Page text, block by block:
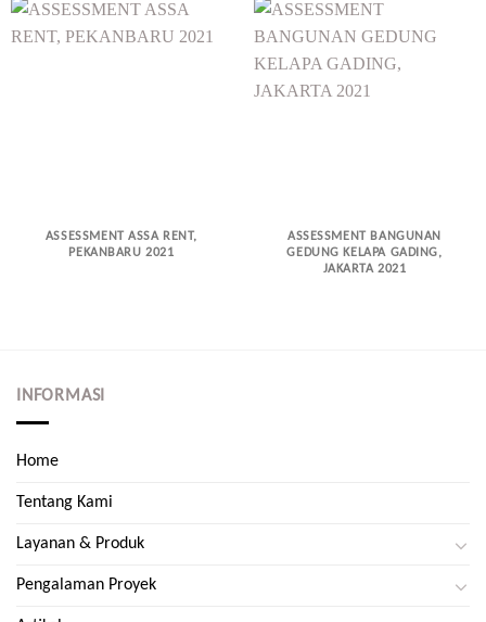
ASSESSMENT ASSA RENT,
PEKANBARU 2021
ASSESSMENT BANGUNAN
GEDUNG KELAPA GADING,
JAKARTA 2021
INFORMASI
Home
Tentang Kami
Layanan & Produk
Pengalaman Proyek